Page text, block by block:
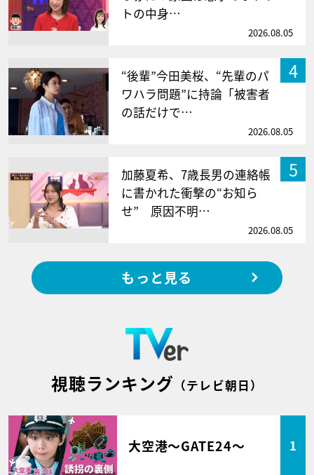
トの中身…
2026.08.05
4
“後輩”今田美桜、“先輩のパ
ワハラ問題”に持論「被害者
の話だけで…
2026.08.05
5
加藤夏希、7歳長男の連絡帳
に書かれた衝撃の“お知ら
せ” 原因不明…
2026.08.05
もっと見る
視聴ランキング （テレビ朝日）
大空港～GATE24～ 1